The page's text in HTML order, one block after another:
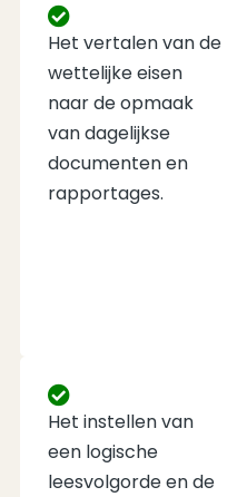
Het vertalen van de
wettelijke eisen
naar de opmaak
van dagelijkse
documenten en
rapportages.
Het instellen van
een logische
leesvolgorde en de